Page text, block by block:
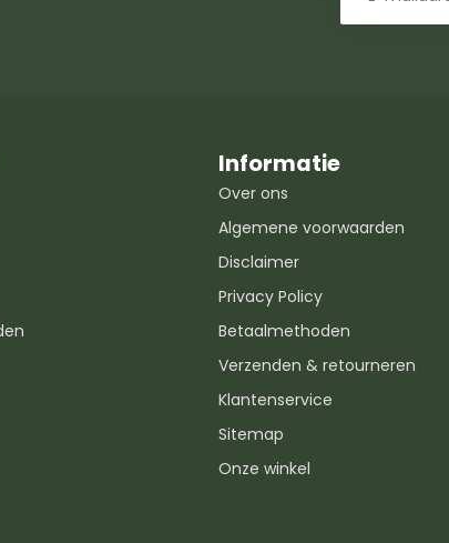
Informatie
Over ons
Algemene voorwaarden
Disclaimer
Privacy Policy
Betaalmethoden
Verzenden & retourneren
Klantenservice
Sitemap
Onze winkel